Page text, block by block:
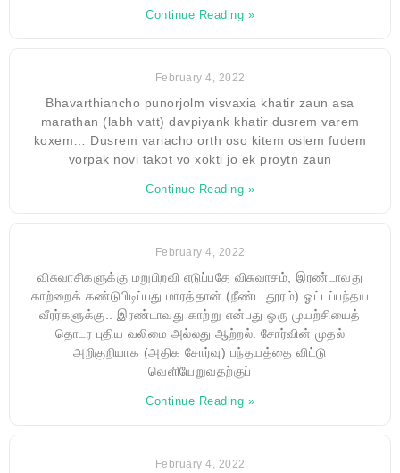
Continue Reading »
February 4, 2022
Bhavarthiancho punorjolm visvaxia khatir zaun asa
marathan (labh vatt) davpiyank khatir dusrem varem
koxem… Dusrem variacho orth oso kitem oslem fudem
vorpak novi takot vo xokti jo ek proytn zaun
Continue Reading »
February 4, 2022
விசுவாசிகளுக்கு மறுபிறவி எடுப்பதே விசுவாசம், இரண்டாவது
காற்றைக் கண்டுபிடிப்பது மாரத்தான் (நீண்ட தூரம்) ஓட்டப்பந்தய
வீரர்களுக்கு.. இரண்டாவது காற்று என்பது ஒரு முயற்சியைத்
தொடர புதிய வலிமை அல்லது ஆற்றல். சோர்வின் முதல்
அறிகுறியாக (அதிக சோர்வு) பந்தயத்தை விட்டு
வெளியேறுவதற்குப்
Continue Reading »
February 4, 2022